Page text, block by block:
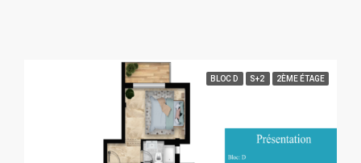
BLOC D S+2 2ÈME ÉTAGE